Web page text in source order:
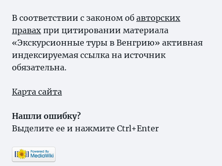
В соответствии с законом об авторских
правах при цитировании материала
«Экскурсионные туры в Венгрию» активная
индексируемая ссылка на источник
обязательна.
Карта сайта
Нашли ошибку?
Выделите ее и нажмите Ctrl+Enter